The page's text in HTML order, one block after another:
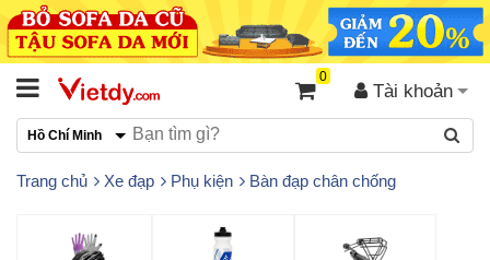
Tài khoản
0
Hồ Chí Minh
Trang chủ Xe đạp Phụ kiện Bàn đạp chân chống